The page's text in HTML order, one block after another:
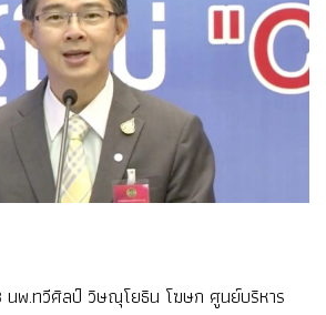
นพ.ทวีศิลป์ วิษณุโยธิน โฆษก ศูนย์บริหาร